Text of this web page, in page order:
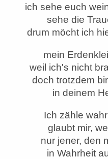
ich sehe euch
sehe die
drum möcht ich
mein
weil ich's nicht
doch trotzdem
in deinem
Ich zähle
glaubt mir,
nur jener, den
in Wahrheit